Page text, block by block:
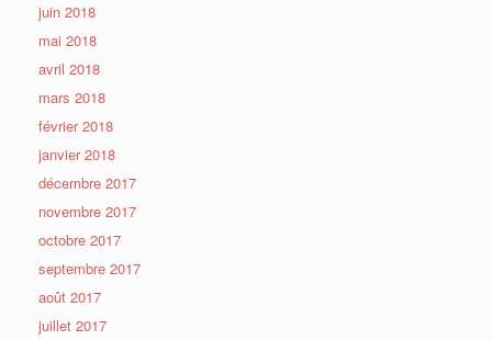
juin 2018
mai 2018
avril 2018
mars 2018
février 2018
janvier 2018
décembre 2017
novembre 2017
octobre 2017
septembre 2017
août 2017
juillet 2017